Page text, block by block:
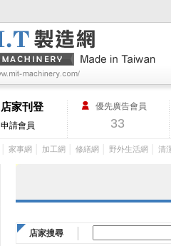
店家刊登
申請會員
優先廣告會員
33
家事網 加工網 修繕網 野外生活網 清
店家搜尋